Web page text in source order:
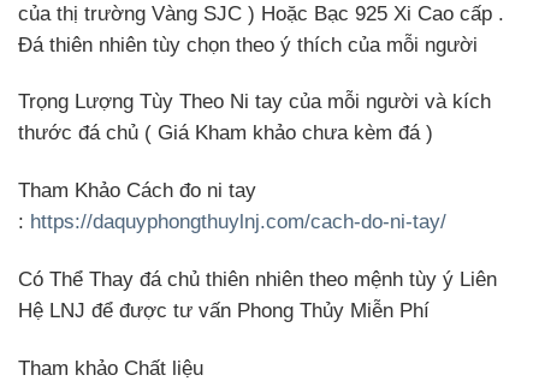
của thị trường Vàng SJC ) Hoặc Bạc 925 Xi Cao cấp .
Đá thiên nhiên tùy chọn theo ý thích của mỗi người
Trọng Lượng Tùy Theo Ni tay của mỗi người và kích
thước đá chủ ( Giá Kham khảo chưa kèm đá )
Tham Khảo Cách đo ni tay
: https://daquyphongthuylnj.com/cach-do-ni-tay/
Có Thể Thay đá chủ thiên nhiên theo mệnh tùy ý Liên
Hệ LNJ để được tư vấn Phong Thủy Miễn Phí
Tham khảo Chất liệu